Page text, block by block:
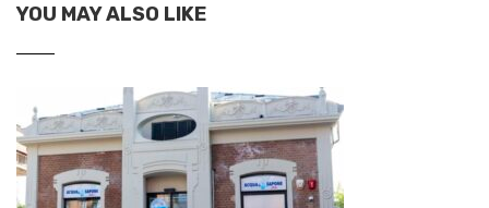
YOU MAY ALSO LIKE